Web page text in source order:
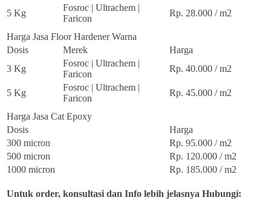
5 Kg
Fosroc | Ultrachem |
Faricon
Rp. 28.000 / m2
Harga Jasa Floor Hardener Warna
Dosis
Merek
Harga
3 Kg
Fosroc | Ultrachem |
Faricon
Rp. 40.000 / m2
5 Kg
Fosroc | Ultrachem |
Faricon
Rp. 45.000 / m2
Harga Jasa Cat Epoxy
Dosis
Harga
300 micron
Rp. 95.000 / m2
500 micron
Rp. 120.000 / m2
1000 micron
Rp. 185.000 / m2
Untuk order, konsultasi dan Info lebih jelasnya Hubungi: